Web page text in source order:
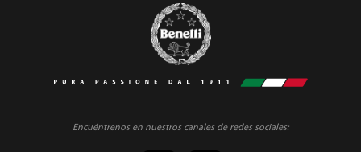
Encuéntrenos en nuestros canales de redes sociales: